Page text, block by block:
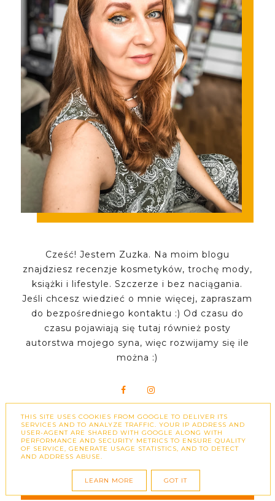
Cześć! Jestem Zuzka. Na moim blogu
znajdziesz recenzje kosmetyków, trochę mody,
książki i lifestyle. Szczerze i bez naciągania.
Jeśli chcesz wiedzieć o mnie więcej, zapraszam
do bezpośredniego kontaktu :) Od czasu do
czasu pojawiają się tutaj również posty
autorstwa mojego syna, więc rozwijamy się ile
można :)
WAŻNE STRONY
THIS SITE USES COOKIES FROM GOOGLE TO DELIVER ITS
SERVICES AND TO ANALYZE TRAFFIC. YOUR IP ADDRESS AND
USER-AGENT ARE SHARED WITH GOOGLE ALONG WITH
PERFORMANCE AND SECURITY METRICS TO ENSURE QUALITY
OF SERVICE, GENERATE USAGE STATISTICS, AND TO DETECT
AND ADDRESS ABUSE.
LEARN MORE GOT IT